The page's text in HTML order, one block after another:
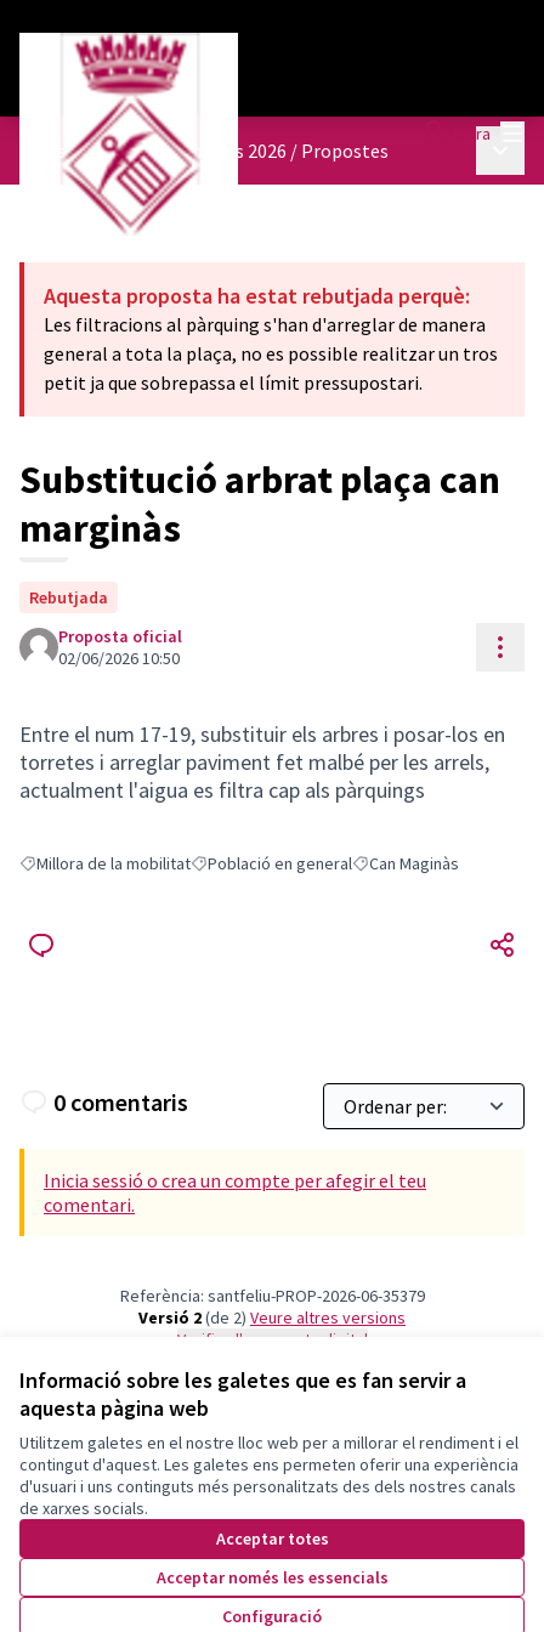
Informació sobre les galetes que es fan servir a
aquesta pàgina web
Utilitzem galetes en el nostre lloc web per a millorar el rendiment i el
contingut d'aquest. Les galetes ens permeten oferir una experiència
d'usuari i uns continguts més personalitzats des dels nostres canals
de xarxes socials.
Acceptar totes
Acceptar només les essencials
Configuració
Entra
Pressupostos participatius 2026 / Propostes
Aquesta proposta ha estat rebutjada perquè:
Les filtracions al pàrquing s'han d'arreglar de manera
general a tota la plaça, no es possible realitzar un tros
petit ja que sobrepassa el límit pressupostari.
Substitució arbrat plaça can
marginàs
Rebutjada
Proposta oficial
02/06/2026 10:50
Entre el num 17-19, substituir els arbres i posar-los en
torretes i arreglar paviment fet malbé per les arrels,
actualment l'aigua es filtra cap als pàrquings
Resultats en filtrar per: Millora de la mobilitat
Millora de la mobilitatResultats en filtrar per: Població en general
Població en generalResultats en filtrar per:
Can Maginàs
0 comentaris
Inicia sessió o crea un compte per afegir el teu
comentari.
Referència: santfeliu-PROP-2026-06-35379
Versió 2(de 2)
veure altres versions
Verifica l'empremta digital
Termes i condicions d'ús
Configuració de les galetes
Decidim Sant Feliu a X
(Enllaç extern)
Decidim Sant Feliu a Facebook
(Enllaç extern)
Decidim Sant Feliu a Instagram
(Enllaç extern)
Decidim Sant Feliu a YouTube
(Enllaç extern)
Triar la llenguaElegir el idioma
Amb
(Enllaç